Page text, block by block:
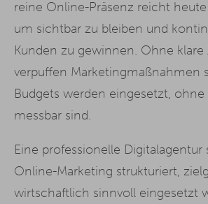
reine Online-Präsenz reicht
um sichtbar zu bleiben und
Kunden zu gewinnen. Ohne klare
verpuffen Marketingmaßnahmen
Budgets werden eingesetzt, ohne
messbar sind.
Eine professionelle Digitalagentur
Online-Marketing strukturiert,
wirtschaftlich sinnvoll eingesetzt